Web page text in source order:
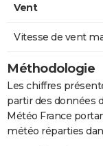
Vent
Vitesse de vent
Méthodologie
Les chiffres
partir des données
Météo France
météo réparties